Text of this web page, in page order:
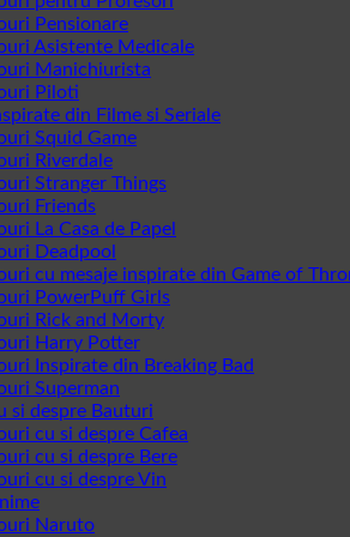
Pensionare
Asistente Medicale
Manichiurista
Piloti
din Filme si Seriale
Squid Game
Riverdale
Stranger Things
Friends
La Casa de Papel
Deadpool
cu mesaje inspirate din Game of
PowerPuff Girls
Rick and Morty
Harry Potter
Inspirate din Breaking Bad
Superman
si despre Bauturi
cu si despre Cafea
cu si despre Bere
cu si despre Vin
Naruto